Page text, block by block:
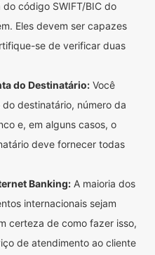
do código SWIFT/BIC do
Eles devem ser capazes
se de verificar duas
do Destinatário: Você
destinatário, número da
e, em alguns casos, o
deve fornecer todas
Banking: A maioria dos
internacionais sejam
certeza de como fazer isso,
de atendimento ao cliente